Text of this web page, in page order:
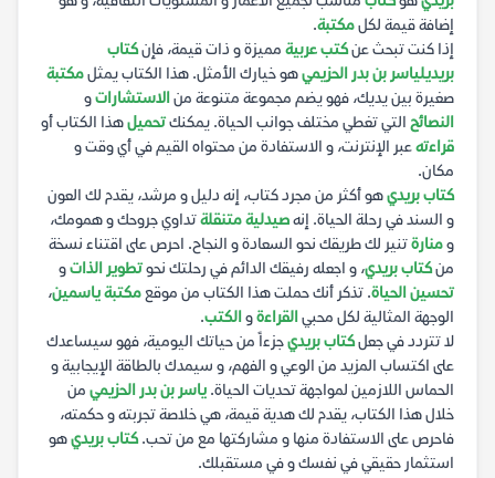
إضافة قيمة لكلمكتبة.
إذا كنت تبحث عنكتب عربية مميزة و ذات قيمة، فإنكتاب
بريديلياسر بن بدر الحزيميهو خيارك الأمثل. هذا الكتاب يمثلمكتبة
صغيرة بين يديك، فهو يضم مجموعة متنوعة منالاستشاراتو
النصائح التي تغطي مختلف جوانب الحياة. يمكنكتحميلهذا الكتاب أو
قراءتهعبر الإنترنت، و الاستفادة من محتواه القيم في أي وقت و
مكان.
كتاب بريديهو أكثر من مجرد كتاب، إنه دليل و مرشد، يقدم لك العون
و السند في رحلة الحياة. إنهصيدلية متنقلةتداوي جروحك و همومك،
ومنارةتنير لك طريقك نحو السعادة و النجاح. احرص على اقتناء نسخة
منكتاب بريدي، و اجعله رفيقك الدائم في رحلتك نحوتطوير الذاتو
تحسين الحياة. تذكر أنك حملت هذا الكتاب من موقعمكتبة ياسمين،
الوجهة المثالية لكل محبيالقراءةوالكتب.
لا تتردد في جعلكتاب بريديجزءاً من حياتك اليومية، فهو سيساعدك
على اكتساب المزيد من الوعي و الفهم، و سيمدك بالطاقة الإيجابية و
الحماس اللازمين لمواجهة تحديات الحياة. ياسر بن بدر الحزيمي من
خلال هذا الكتاب، يقدم لك هدية قيمة، هي خلاصة تجربته و حكمته،
فاحرص على الاستفادة منها و مشاركتها مع من تحب.كتاب بريديهو
استثمار حقيقي في نفسك و في مستقبلك.